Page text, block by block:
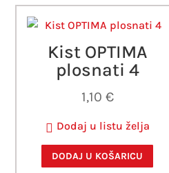
Kist OPTIMA
plosnati 4
1,10 €
Dodaj u listu želja
DODAJ U KOŠARICU